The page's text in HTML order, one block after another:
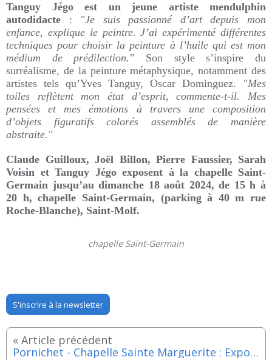
Tanguy Jégo est un jeune artiste mendulphin
autodidacte : "Je suis passionné d’art depuis mon
enfance, explique le peintre. J’ai expérimenté différentes
techniques pour choisir la peinture à l’huile qui est mon
médium de prédilection." Son style s’inspire du
surréalisme, de la peinture métaphysique, notamment des
artistes tels qu’Yves Tanguy, Oscar Dominguez. "Mes
toiles reflètent mon état d’esprit, commente-t-il. Mes
pensées et mes émotions à travers une composition
d’objets figuratifs colorés assemblés de manière
abstraite."
Claude Guilloux, Joël Billon, Pierre Faussier, Sarah
Voisin et Tanguy Jégoexposent à la chapelle Saint-
Germain jusqu’au dimanche 18 août 2024, de 15 h à
20 h, chapelle Saint-Germain, (parking à 40 m rue
Roche-Blanche), Saint-Molf.
chapelle Saint-Germain
S'inscrire à la newsletter
Pornichet - Chapelle Sainte Marguerite : Exposition Mona et Pierre Faussier du lundi 12 au dimanche 18 août 2024